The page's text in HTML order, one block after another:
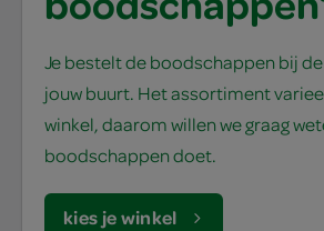
Je bestelt de boodschappen bij de
jouw buurt. Het assortiment
winkel, daarom willen we graag
boodschappen doet.
kies je winkel